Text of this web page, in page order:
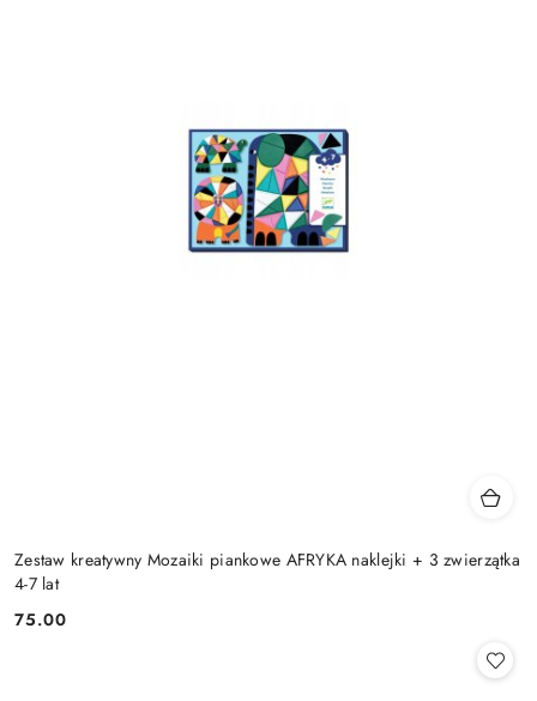
Zestaw kreatywny Mozaiki piankowe AFRYKA naklejki + 3 zwierzątka
4-7 lat
Cena:
75.00